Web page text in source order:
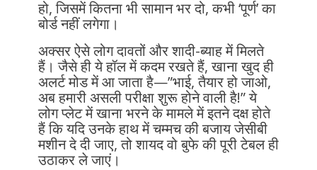
हो, जिसमें कितना भी सामान भर दो, कभी ‘पूर्ण’ का
बोर्ड नहीं लगेगा।
अक्सर ऐसे लोग दावतों और शादी-ब्याह में मिलते
हैं। जैसे ही ये हॉल में कदम रखते हैं, खाना खुद ही
अलर्ट मोड में आ जाता है—”भाई, तैयार हो जाओ,
अब हमारी असली परीक्षा शुरू होने वाली है!” ये
लोग प्लेट में खाना भरने के मामले में इतने दक्ष होते
हैं कि यदि उनके हाथ में चम्मच की बजाय जेसीबी
मशीन दे दी जाए, तो शायद वो बुफे की पूरी टेबल ही
उठाकर ले जाएं।